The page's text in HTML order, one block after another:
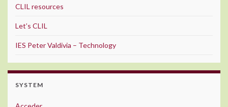
CLIL resources
Let’s CLIL
IES Peter Valdivia – Technology
SYSTEM